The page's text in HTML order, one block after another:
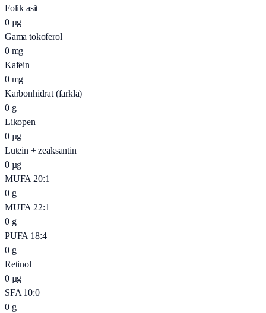
Folik asit
0 µg
Gama tokoferol
0 mg
Kafein
0 mg
Karbonhidrat (farkla)
0 g
Likopen
0 µg
Lutein + zeaksantin
0 µg
MUFA 20:1
0 g
MUFA 22:1
0 g
PUFA 18:4
0 g
Retinol
0 µg
SFA 10:0
0 g